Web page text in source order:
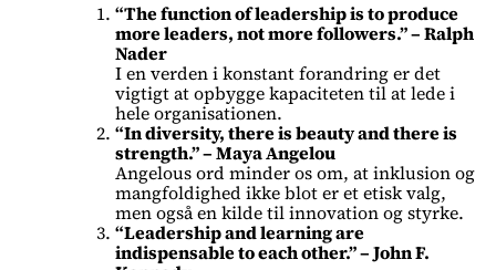
“The function of leadership is to produce
more leaders, not more followers.” – Ralph
Nader
I en verden i konstant forandring er det
vigtigt at opbygge kapaciteten til at lede i
hele organisationen.
“In diversity, there is beauty and there is
strength.” – Maya Angelou
Angelous ord minder os om, at inklusion og
mangfoldighed ikke blot er et etisk valg,
men også en kilde til innovation og styrke.
“Leadership and learning are
indispensable to each other.” – John F.